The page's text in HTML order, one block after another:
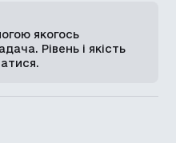
якогось
Рівень і якість